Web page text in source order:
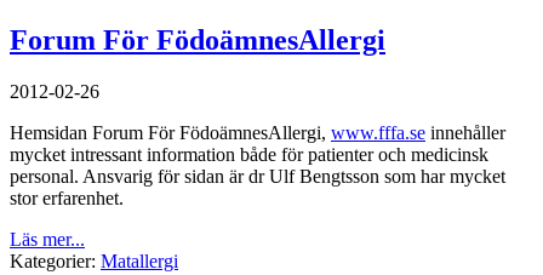
Forum För FödoämnesAllergi
2012-02-26
Hemsidan Forum För FödoämnesAllergi, www.fffa.se innehåller
mycket intressant information både för patienter och medicinsk
personal. Ansvarig för sidan är dr Ulf Bengtsson som har mycket
stor erfarenhet.
Läs mer...
Kategorier: Matallergi